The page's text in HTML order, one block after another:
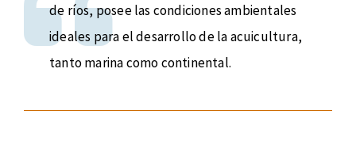
de ríos, posee las condiciones ambientales
ideales para el desarrollo de la acuicultura,
tanto marina como continental.